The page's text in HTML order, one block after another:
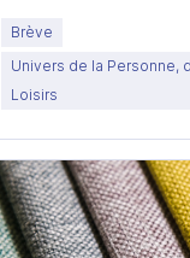
Brève
Univers de la Personne,
Loisirs